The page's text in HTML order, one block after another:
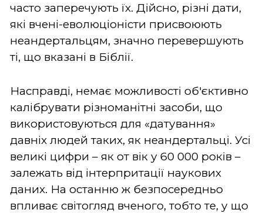
часто заперечують їх. Дійсно, різні дати,
які вчені-еволюціоністи присвоюють
неандертальцям, значно перевершують
ті, що вказані в Біблії.
Насправді, немає можливості об'єктивно
калібрувати різноманітні засоби, що
використовуються для «датування»
давніх людей таких, як неандертальці. Усі
великі цифри – як от вік у 60 000 років –
залежать від інтерпритації наукових
даних. На останню ж безпосередньо
впливає світогляд вченого, тобто те, у що